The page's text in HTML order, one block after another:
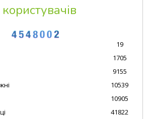
19
1705
9155
10539
10905
41822